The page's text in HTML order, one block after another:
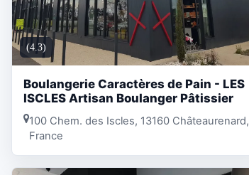
(4.3)
Boulangerie Caractères de Pain - LES
ISCLES Artisan Boulanger Pâtissier
100 Chem. des Iscles, 13160 Châteaurenard,
France